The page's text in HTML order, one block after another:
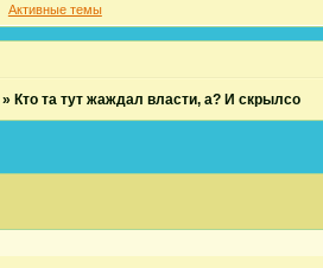
Активные темы
» Кто та тут жаждал власти, а? И скрылсо